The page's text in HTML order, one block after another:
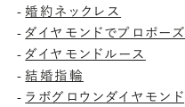
-婚約ネックレス
-ダイヤモンドでプロポーズ
-ダイヤモンドルース
-結婚指輪
- ラボグロウンダイヤモンド